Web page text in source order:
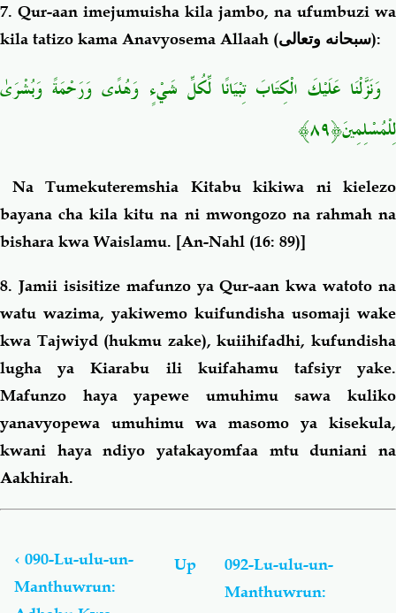
7. Qur-aan imejumuisha kila jambo, na ufumbuzi wa
kila tatizo kama Anavyosema Allaah (سبحانه وتعالى):
وَنَزَّلْنَا عَلَيْكَ الْكِتَابَ تِبْيَانًا لِّكُلِّ شَيْءٍ وَهُدًى وَرَحْمَةً وَبُشْرَىٰ
لِلْمُسْلِمِينَ﴿٨٩﴾
Na Tumekuteremshia Kitabu kikiwa ni kielezo
bayana cha kila kitu na ni mwongozo na rahmah na
bishara kwa Waislamu. [An-Nahl (16: 89)]
8. Jamii isisitize mafunzo ya Qur-aan kwa watoto na
watu wazima, yakiwemo kuifundisha usomaji wake
kwa Tajwiyd (hukmu zake), kuiihifadhi, kufundisha
lugha ya Kiarabu ili kuifahamu tafsiyr yake.
Mafunzo haya yapewe umuhimu sawa kuliko
yanavyopewa umuhimu wa masomo ya kisekula,
kwani haya ndiyo yatakayomfaa mtu duniani na
Aakhirah.
links
for
Lu-
‹ 090-Lu-ulu-un-
Manthuwrun:
Up
092-Lu-ulu-un-
Manthuwrun: